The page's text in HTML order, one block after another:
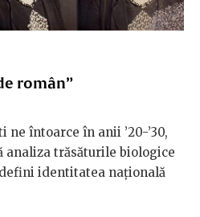
român”
ne întoarce în anii ’20-’30,
analiza trăsăturile biologice
identitatea naţională